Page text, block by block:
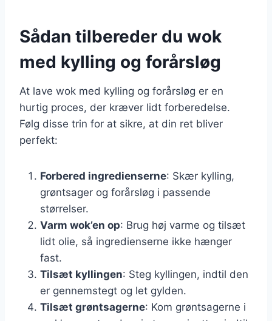
Sådan tilbereder du wok
med kylling og forårsløg
At lave wok med kylling og forårsløg er en
hurtig proces, der kræver lidt forberedelse.
Følg disse trin for at sikre, at din ret bliver
perfekt:
Forbered ingredienserne: Skær kylling,
grøntsager og forårsløg i passende
størrelser.
Varm wok’en op: Brug høj varme og tilsæt
lidt olie, så ingredienserne ikke hænger
fast.
Tilsæt kyllingen: Steg kyllingen, indtil den
er gennemstegt og let gylden.
Tilsæt grøntsagerne: Kom grøntsagerne i